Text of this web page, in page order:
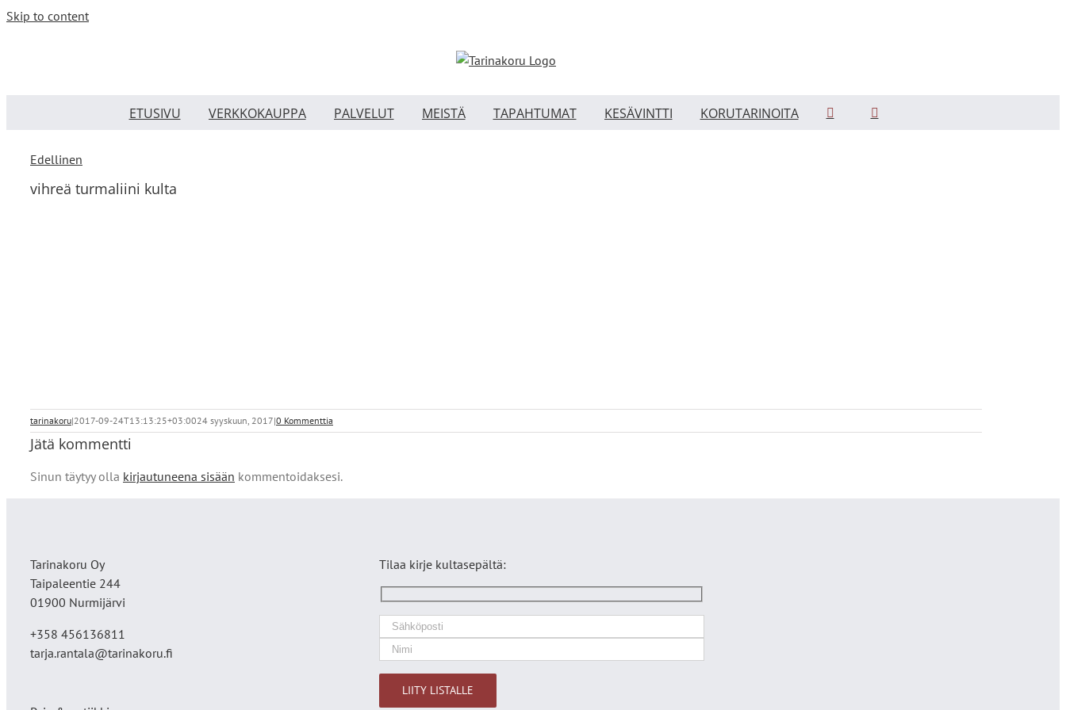
Skip to content
ETUSIVU VERKKOKAUPPA PALVELUT MEISTÄ TAPAHTUMAT KESÄVINTTI KORUTARINOITA
Edellinen
vihreä turmaliini kulta
tarinakoru|2017-09-24T13:13:25+03:0024 syyskuun, 2017|0 Kommenttia
Jätä kommentti
Sinun täytyy olla kirjautuneena sisään kommentoidaksesi.
Tarinakoru Oy
Taipaleentie 244
01900 Nurmijärvi
+358 456136811
tarja.rantala@tarinakoru.fi
Tilaa kirje kultasepältä: